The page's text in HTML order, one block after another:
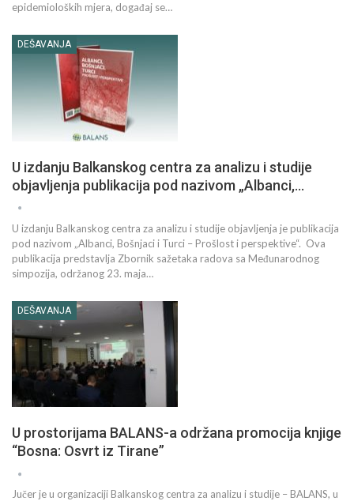
epidemioloških mjera, događaj se…
DEŠAVANJA
U izdanju Balkanskog centra za analizu i studije
objavljenja publikacija pod nazivom „Albanci,…
U izdanju Balkanskog centra za analizu i studije objavljenja je publikacija
pod nazivom „Albanci, Bošnjaci i Turci – Prošlost i perspektive“. Ova
publikacija predstavlja Zbornik sažetaka radova sa Međunarodnog
simpozija, održanog 23. maja…
DEŠAVANJA
U prostorijama BALANS-a održana promocija knjige
“Bosna: Osvrt iz Tirane”
Jučer je u organizaciji Balkanskog centra za analizu i studije – BALANS, u